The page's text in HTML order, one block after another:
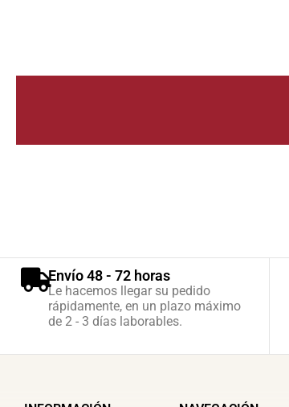
Envío 48 - 72 horas
Le hacemos llegar su pedido
rápidamente, en un plazo máximo
de 2 - 3 días laborables.